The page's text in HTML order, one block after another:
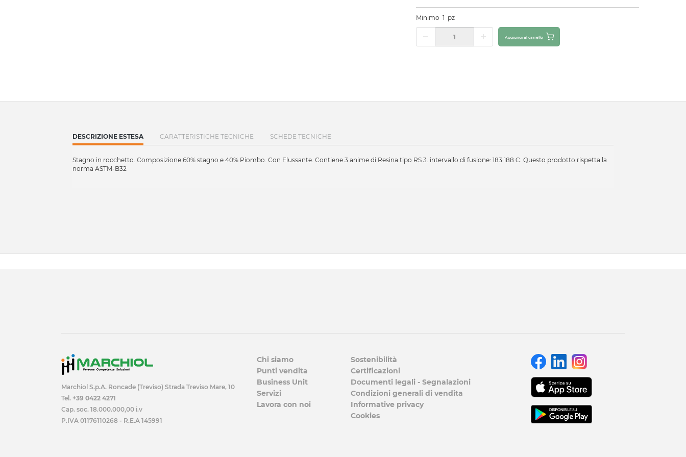
Minimo 1 pz
Aggiungi al carrello
CURRENT
TAB:
DESCRIZIONE ESTESA CARATTERISTICHE TECNICHE SCHEDE TECNICHE
Stagno in rocchetto. Composizione 60% stagno e 40% Piombo. Con Flussante. Contiene 3 anime di Resina tipo RS 3. intervallo di fusione: 183 188 C. Questo prodotto rispetta la
norma ASTM-B32
Marchiol S.p.A. Roncade (Treviso) Strada Treviso Mare, 10
Tel. +39 0422 4271
Cap. soc. 18.000.000,00 i.v
P.IVA 01176110268 - R.E.A 145991
Chi siamo
Punti vendita
Business Unit
Servizi
Lavora con noi
Sostenibilità
Certificazioni
Documenti legali - Segnalazioni
Condizioni generali di vendita
Informative privacy
Cookies